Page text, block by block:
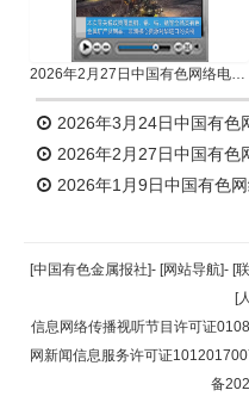
2026年2月27日中国有色网络电视新闻
2026年3月24日中国有色
2026年2月27日中国有色
2026年1月9日中国有色
[中国有色金属报社]- [网站导航]- [
[
信息网络传播视听节目许可证
网新闻信息服务许可证
备